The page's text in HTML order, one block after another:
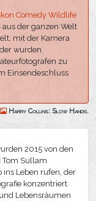
Comedy Wildlife
aus der ganzen Welt
mit der Kamera
wurden
zu
Einsendeschluss
Harry Collins: Slow Hands.
2015 von den
Tom Sullam
Leben rufen, der
konzentriert
Lebensräumen